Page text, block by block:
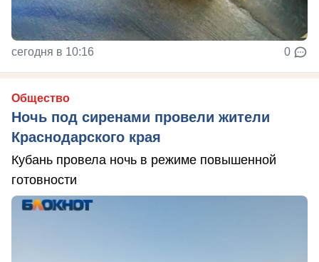
сегодня в 10:16 0
Общество
Ночь под сиренами провели жители
Краснодарского края
Кубань провела ночь в режиме повышенной
готовности